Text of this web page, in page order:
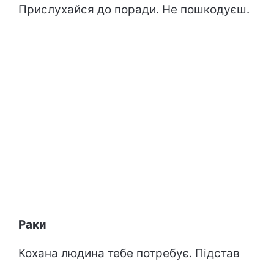
Прислухайся до поради. Не пошкодуєш.
Раки
Кохана людина тебе потребує. Підстав